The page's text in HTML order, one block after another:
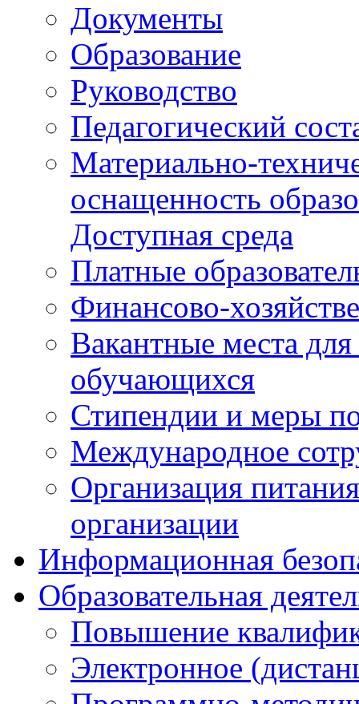
Документы
Образование
Руководство
Педагогический
Материально-
оснащенность
Доступная среда
Платные
Финансово-
Вакантные места
обучающихся
Стипендии и меры
Международное
Организация
организации
Информационная
Образовательная
Повышение
Электронное